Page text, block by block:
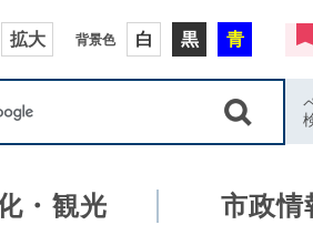
拡大 背景色 白 黒 青
・観光 市政情